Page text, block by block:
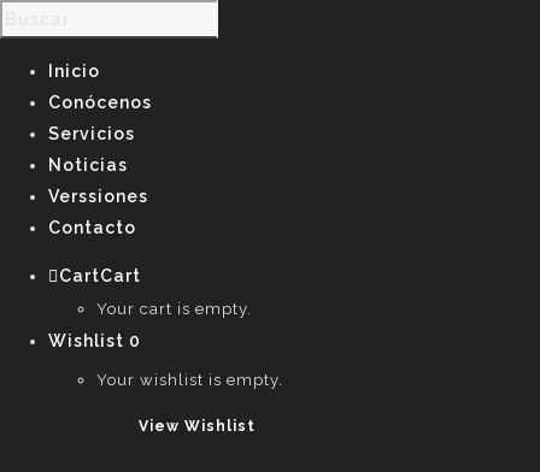
Inicio
Conócenos
Servicios
Noticias
Verssiones
Contacto
CartCart
Your cart is empty.
Wishlist 0
Your wishlist is empty.
View Wishlist